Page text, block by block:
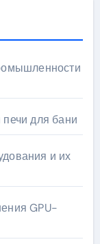
для бани
и их
GPU-